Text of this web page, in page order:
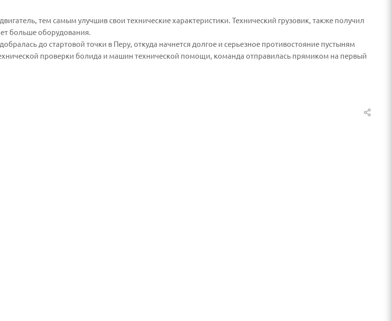
тем самым улучшив свои технические характеристики. Технический грузовик, также получил
больше оборудования.
до стартовой точки в Перу, откуда начнется долгое и серьезное противостояние пустыням
проверки болида и машин технической помощи, команда отправилась прямиком на первый